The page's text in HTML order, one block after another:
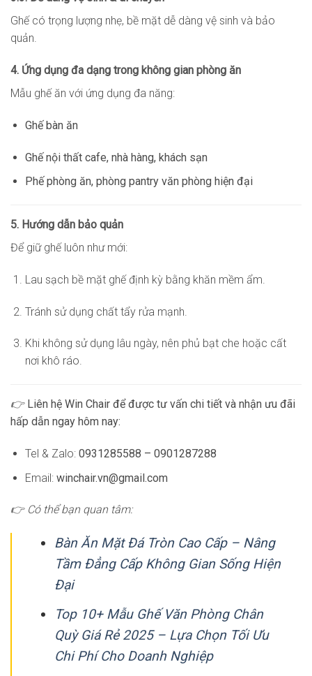
Ghế có trọng lượng nhẹ, bề mặt dễ dàng vệ sinh và bảo
quản.
4. Ứng dụng đa dạng trong không gian phòng ăn
Mẫu ghế ăn với ứng dụng đa năng:
Ghế bàn ăn
Ghế nội thất cafe, nhà hàng, khách sạn
Phế phòng ăn, phòng pantry văn phòng hiện đại
5. Hướng dẫn bảo quản
Để giữ ghế luôn như mới:
Lau sạch bề mặt ghế định kỳ bằng khăn mềm ẩm.
Tránh sử dụng chất tẩy rửa mạnh.
Khi không sử dụng lâu ngày, nên phủ bạt che hoặc cất
nơi khô ráo.
👉 Liên hệ Win Chair để được tư vấn chi tiết và nhận ưu đãi
hấp dẫn ngay hôm nay:
Tel & Zalo: 0931285588 – 0901287288
Email: winchair.vn@gmail.com
👉 Có thể bạn quan tâm:
Bàn Ăn Mặt Đá Tròn Cao Cấp – Nâng
Tầm Đẳng Cấp Không Gian Sống Hiện
Đại
Top 10+ Mẫu Ghế Văn Phòng Chân
Quỳ Giá Rẻ 2025 – Lựa Chọn Tối Ưu
Chi Phí Cho Doanh Nghiệp